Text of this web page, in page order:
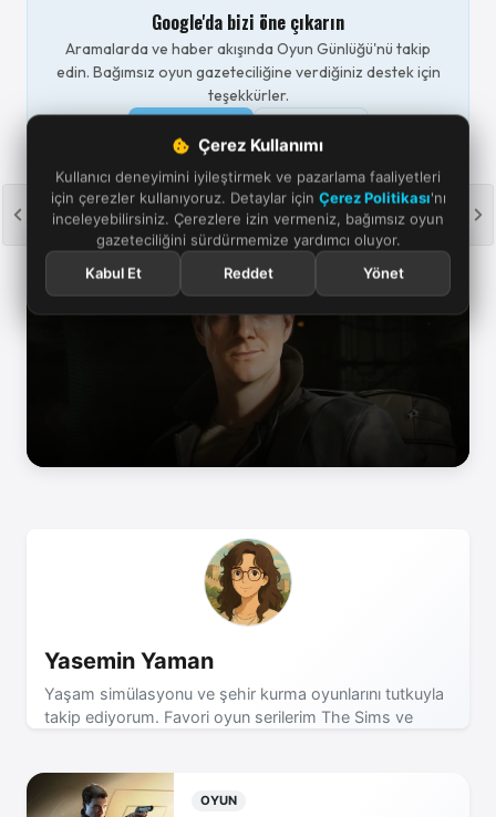
Çerez Kullanımı
Kullanıcı deneyimini iyileştirmek ve pazarlama faaliyetleri
için çerezler kullanıyoruz. Detaylar için Çerez Politikası'nı
inceleyebilirsiniz. Çerezlere izin vermeniz, bağımsız oyun
gazeteciliğini sürdürmemize yardımcı oluyor.
Kabul Et
Reddet Yönet
Google'da bizi öne çıkarın
Aramalarda ve haber akışında Oyun Günlüğü'nü takip
edin. Bağımsız oyun gazeteciliğine verdiğiniz destek için
teşekkürler.
007 First Light Rehberi'ne Göz Atın
Yasemin Yaman
Yaşam simülasyonu ve şehir kurma oyunlarını tutkuyla
takip ediyorum. Favori oyun serilerim The Sims ve
OYUN